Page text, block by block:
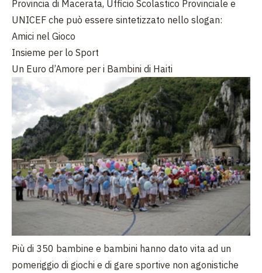
Provincia di Macerata, Ufficio Scolastico Provinciale e
UNICEF che può essere sintetizzato nello slogan:
Amici nel Gioco
Insieme per lo Sport
Un Euro d’Amore per i Bambini di Haiti
Più di 350 bambine e bambini hanno dato vita ad un
pomeriggio di giochi e di gare sportive non agonistiche